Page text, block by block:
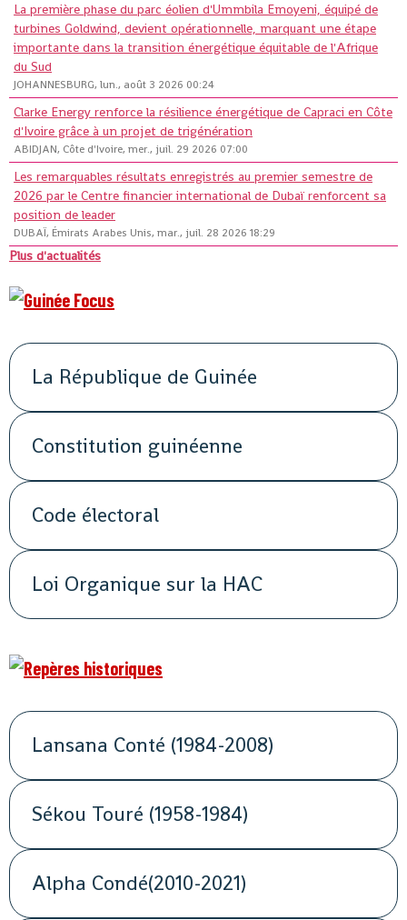
La première phase du parc éolien d'Ummbila Emoyeni, équipé de
turbines Goldwind, devient opérationnelle, marquant une étape
importante dans la transition énergétique équitable de l'Afrique
du Sud
JOHANNESBURG, lun., août 3 2026 00:24
Clarke Energy renforce la résilience énergétique de Capraci en Côte
d'Ivoire grâce à un projet de trigénération
ABIDJAN, Côte d'Ivoire, mer., juil. 29 2026 07:00
Les remarquables résultats enregistrés au premier semestre de
2026 par le Centre financier international de Dubaï renforcent sa
position de leader
DUBAÏ, Émirats Arabes Unis, mar., juil. 28 2026 18:29
Plus d'actualités
La République de Guinée
Constitution guinéenne
Code électoral
Loi Organique sur la HAC
Lansana Conté (1984-2008)
Sékou Touré (1958-1984)
Alpha Condé(2010-2021)